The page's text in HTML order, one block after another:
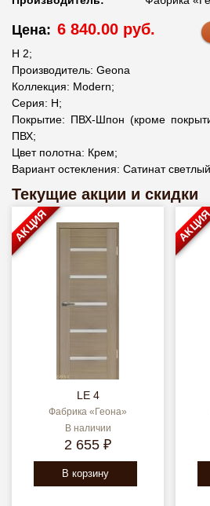
Цена: 6 840.00 руб.
H 2;
Производитель: Geona
Коллекция: Modern;
Серия: H;
Покрытие: ПВХ-Шпон (кроме
ПВХ;
Цвет полотна: Крем;
Вариант остекления: Сатинат светлый
Текущие акции и скидки
LE 4
Фабрика «Геона»
В наличии
2 655 ₽
В корзину
АКЦИЯ